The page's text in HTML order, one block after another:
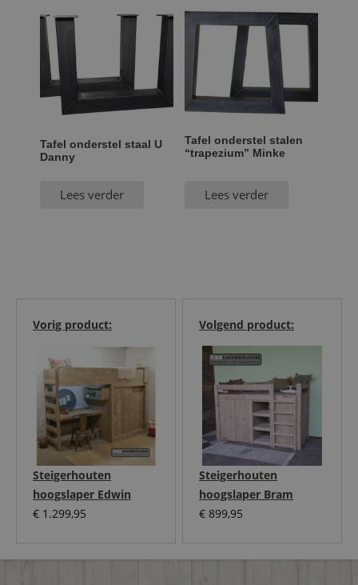
Tafel onderstel staal U
Danny
Lees verder
Tafel onderstel stalen
“trapezium” Minke
Lees verder
Volgend product:
Steigerhouten
hoogslaper Bram
€ 899,95
Vorig product:
Steigerhouten
hoogslaper Edwin
€ 1.299,95